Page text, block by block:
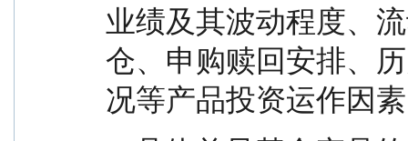
业绩及其波动程度、
仓、申购赎回安排、
况等产品投资运作因